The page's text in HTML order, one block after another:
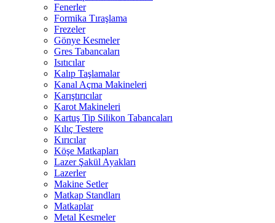
Fenerler
Formika Tıraşlama
Frezeler
Gönye Kesmeler
Gres Tabancaları
Isıtıcılar
Kalıp Taşlamalar
Kanal Açma Makineleri
Karıştırıcılar
Karot Makineleri
Kartuş Tip Silikon Tabancaları
Kılıç Testere
Kırıcılar
Köşe Matkapları
Lazer Şakül Ayakları
Lazerler
Makine Setler
Matkap Standları
Matkaplar
Metal Kesmeler